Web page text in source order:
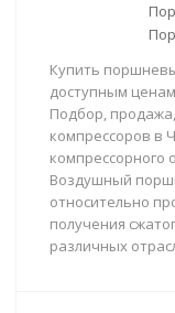
Купить
доступным
Подбор,
компрессоров в
компрессорного
Воздушный
относительно
получения
различных